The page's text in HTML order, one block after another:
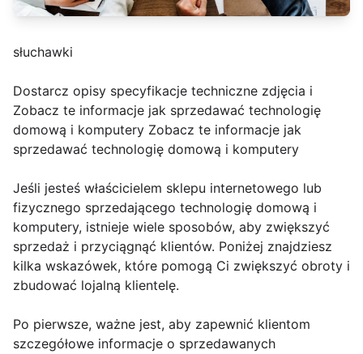
słuchawki
Dostarcz opisy specyfikacje techniczne zdjęcia i
Zobacz te informacje jak sprzedawać technologię
domową i komputery Zobacz te informacje jak
sprzedawać technologię domową i komputery
Jeśli jesteś właścicielem sklepu internetowego lub
fizycznego sprzedającego technologię domową i
komputery, istnieje wiele sposobów, aby zwiększyć
sprzedaż i przyciągnąć klientów. Poniżej znajdziesz
kilka wskazówek, które pomogą Ci zwiększyć obroty i
zbudować lojalną klientelę.
Po pierwsze, ważne jest, aby zapewnić klientom
szczegółowe informacje o sprzedawanych